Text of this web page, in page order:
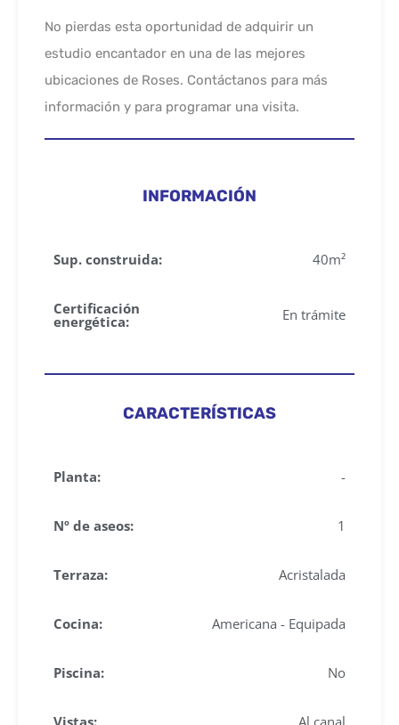
No pierdas esta oportunidad de adquirir un
estudio encantador en una de las mejores
ubicaciones de Roses. Contáctanos para más
información y para programar una visita.
INFORMACIÓN
Sup. construida: 40m²
Certificación
energética: En trámite
CARACTERÍSTICAS
Planta: -
Nº de aseos: 1
Terraza: Acristalada
Cocina: Americana - Equipada
Piscina: No
Vistas: Al canal